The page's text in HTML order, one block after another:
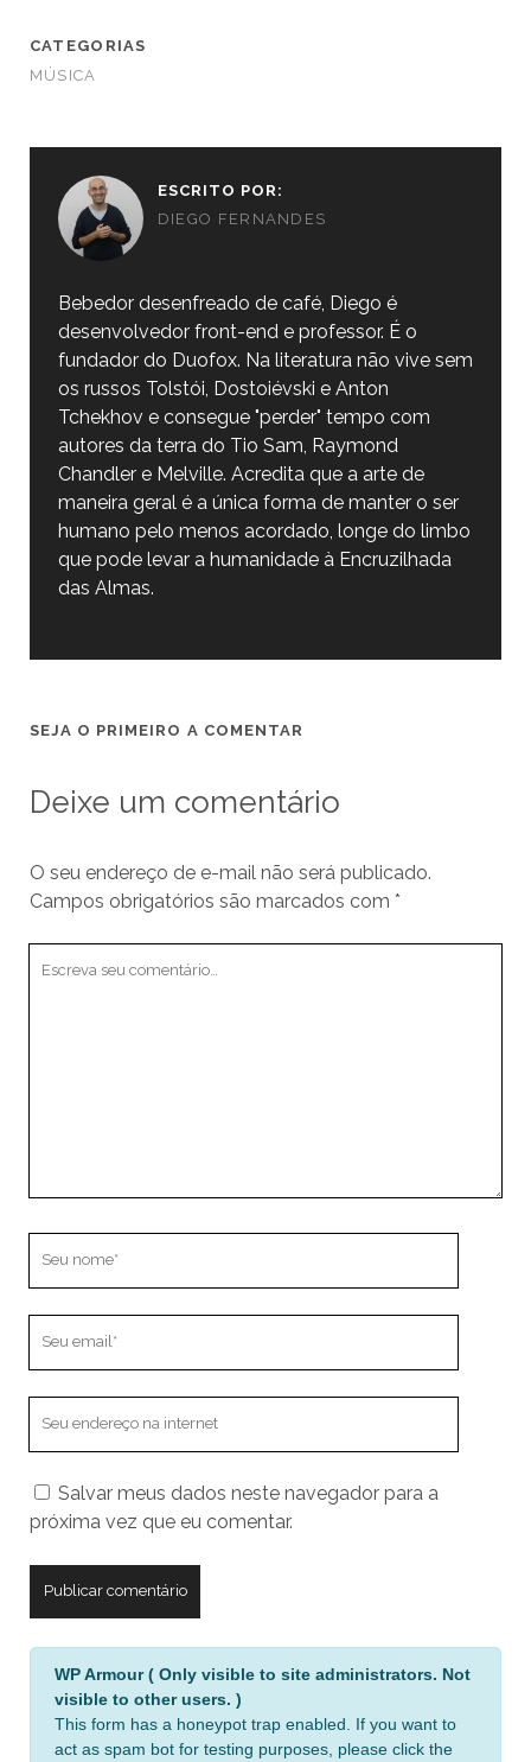
CATEGORIAS
MÚSICA
ESCRITO POR:
DIEGO FERNANDES
Bebedor desenfreado de café, Diego é
desenvolvedor front-end e professor. É o
fundador do Duofox. Na literatura não vive sem
os russos Tolstói, Dostoiévski e Anton
Tchekhov e consegue "perder" tempo com
autores da terra do Tio Sam, Raymond
Chandler e Melville. Acredita que a arte de
maneira geral é a única forma de manter o ser
humano pelo menos acordado, longe do limbo
que pode levar a humanidade à Encruzilhada
das Almas.
SEJA O PRIMEIRO A COMENTAR
Deixe um comentário
O seu endereço de e-mail não será publicado.
Campos obrigatórios são marcados com *
seu
site
Salvar meus dados neste navegador para a
próxima vez que eu comentar.
WP Armour ( Only visible to site administrators. Not
visible to other users. )
This form has a honeypot trap enabled. If you want to
act as spam bot for testing purposes, please click the